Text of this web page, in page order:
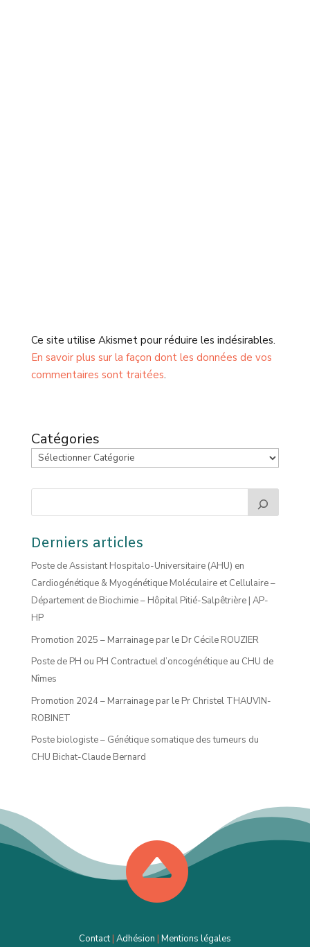
Ce site utilise Akismet pour réduire les indésirables.
En savoir plus sur la façon dont les données de vos
commentaires sont traitées.
Catégories
Derniers articles
Poste de Assistant Hospitalo-Universitaire (AHU) en
Cardiogénétique & Myogénétique Moléculaire et Cellulaire –
Département de Biochimie – Hôpital Pitié-Salpêtrière | AP-
HP
Promotion 2025 – Marrainage par le Dr Cécile ROUZIER
Poste de PH ou PH Contractuel d’oncogénétique au CHU de
Nîmes
Promotion 2024 – Marrainage par le Pr Christel THAUVIN-
ROBINET
Poste biologiste – Génétique somatique des tumeurs du
CHU Bichat-Claude Bernard

Contact| Adhésion | Mentions légales